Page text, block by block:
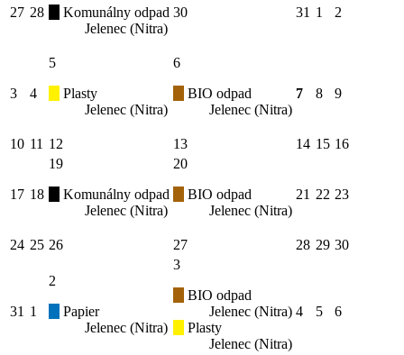
27 28
Komunálny odpad
Jelenec (Nitra)
30 31 1 2
3 4
5
Plasty
Jelenec (Nitra)
6
BIO odpad
Jelenec (Nitra)
7 8 9
10 11 12 13 14 15 16
17 18
19
Komunálny odpad
Jelenec (Nitra)
20
BIO odpad
Jelenec (Nitra)
21 22 23
24 25 26 27 28 29 30
31 1
2
Papier
Jelenec (Nitra)
3
BIO odpad
Jelenec (Nitra)
Plasty
Jelenec (Nitra)
4 5 6